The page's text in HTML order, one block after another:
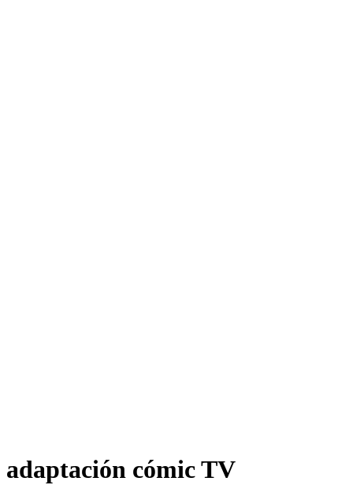
adaptación cómic TV